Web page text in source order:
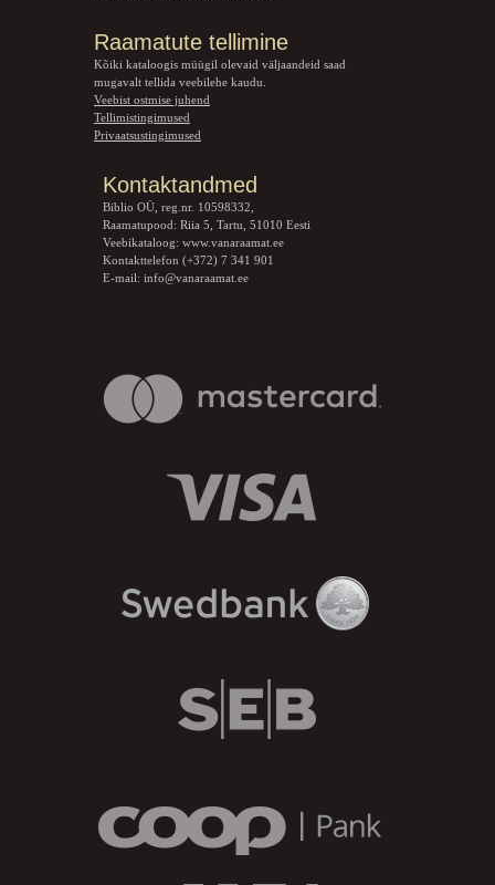
Raamatute tellimine
Kõiki kataloogis müügil olevaid väljaandeid saad
mugavalt tellida veebilehe kaudu.
Veebist ostmise juhend
Tellimistingimused
Privaatsustingimused
Kontaktandmed
Biblio OÜ, reg.nr. 10598332,
Raamatupood: Riia 5, Tartu, 51010 Eesti
Veebikataloog: www.vanaraamat.ee
Kontakttelefon (+372) 7 341 901
E-mail: info@vanaraamat.ee